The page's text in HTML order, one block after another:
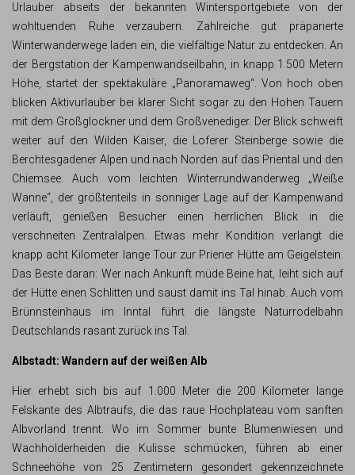
Urlauber abseits der bekannten Wintersportgebiete von der
wohltuenden Ruhe verzaubern. Zahlreiche gut präparierte
Winterwanderwege laden ein, die vielfältige Natur zu entdecken. An
der Bergstation der Kampenwandseilbahn, in knapp 1.500 Metern
Höhe, startet der spektakuläre „Panoramaweg“. Von hoch oben
blicken Aktivurlauber bei klarer Sicht sogar zu den Hohen Tauern
mit dem Großglockner und dem Großvenediger. Der Blick schweift
weiter auf den Wilden Kaiser, die Loferer Steinberge sowie die
Berchtesgadener Alpen und nach Norden auf das Priental und den
Chiemsee. Auch vom leichten Winterrundwanderweg „Weiße
Wanne“, der größtenteils in sonniger Lage auf der Kampenwand
verläuft, genießen Besucher einen herrlichen Blick in die
verschneiten Zentralalpen. Etwas mehr Kondition verlangt die
knapp acht Kilometer lange Tour zur Priener Hütte am Geigelstein.
Das Beste daran: Wer nach Ankunft müde Beine hat, leiht sich auf
der Hütte einen Schlitten und saust damit ins Tal hinab. Auch vom
Brünnsteinhaus im Inntal führt die längste Naturrodelbahn
Deutschlands rasant zurück ins Tal.
Albstadt: Wandern auf der weißen Alb
Hier erhebt sich bis auf 1.000 Meter die 200 Kilometer lange
Felskante des Albtraufs, die das raue Hochplateau vom sanften
Albvorland trennt. Wo im Sommer bunte Blumenwiesen und
Wachholderheiden die Kulisse schmücken, führen ab einer
Schneehöhe von 25 Zentimetern gesondert gekennzeichnete